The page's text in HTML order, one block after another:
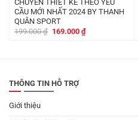
CHUYỀN THIẾT KẾ THEO YÊU
CẦU MỚI NHẤT 2024 BY THANH
QUÂN SPORT
199.000₫ Giá
169.000 ₫Giá
hiện
THÔNG TIN HỖ TRỢ
Giới thiệu